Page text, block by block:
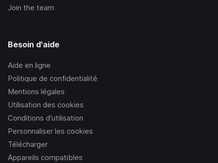
Join the team
Besoin d'aide
Aide en ligne
Politique de confidentialité
Mentions légales
Utilisation des cookies
Conditions d’utilisation
Personnaliser les cookies
Télécharger
Appareils compatibles